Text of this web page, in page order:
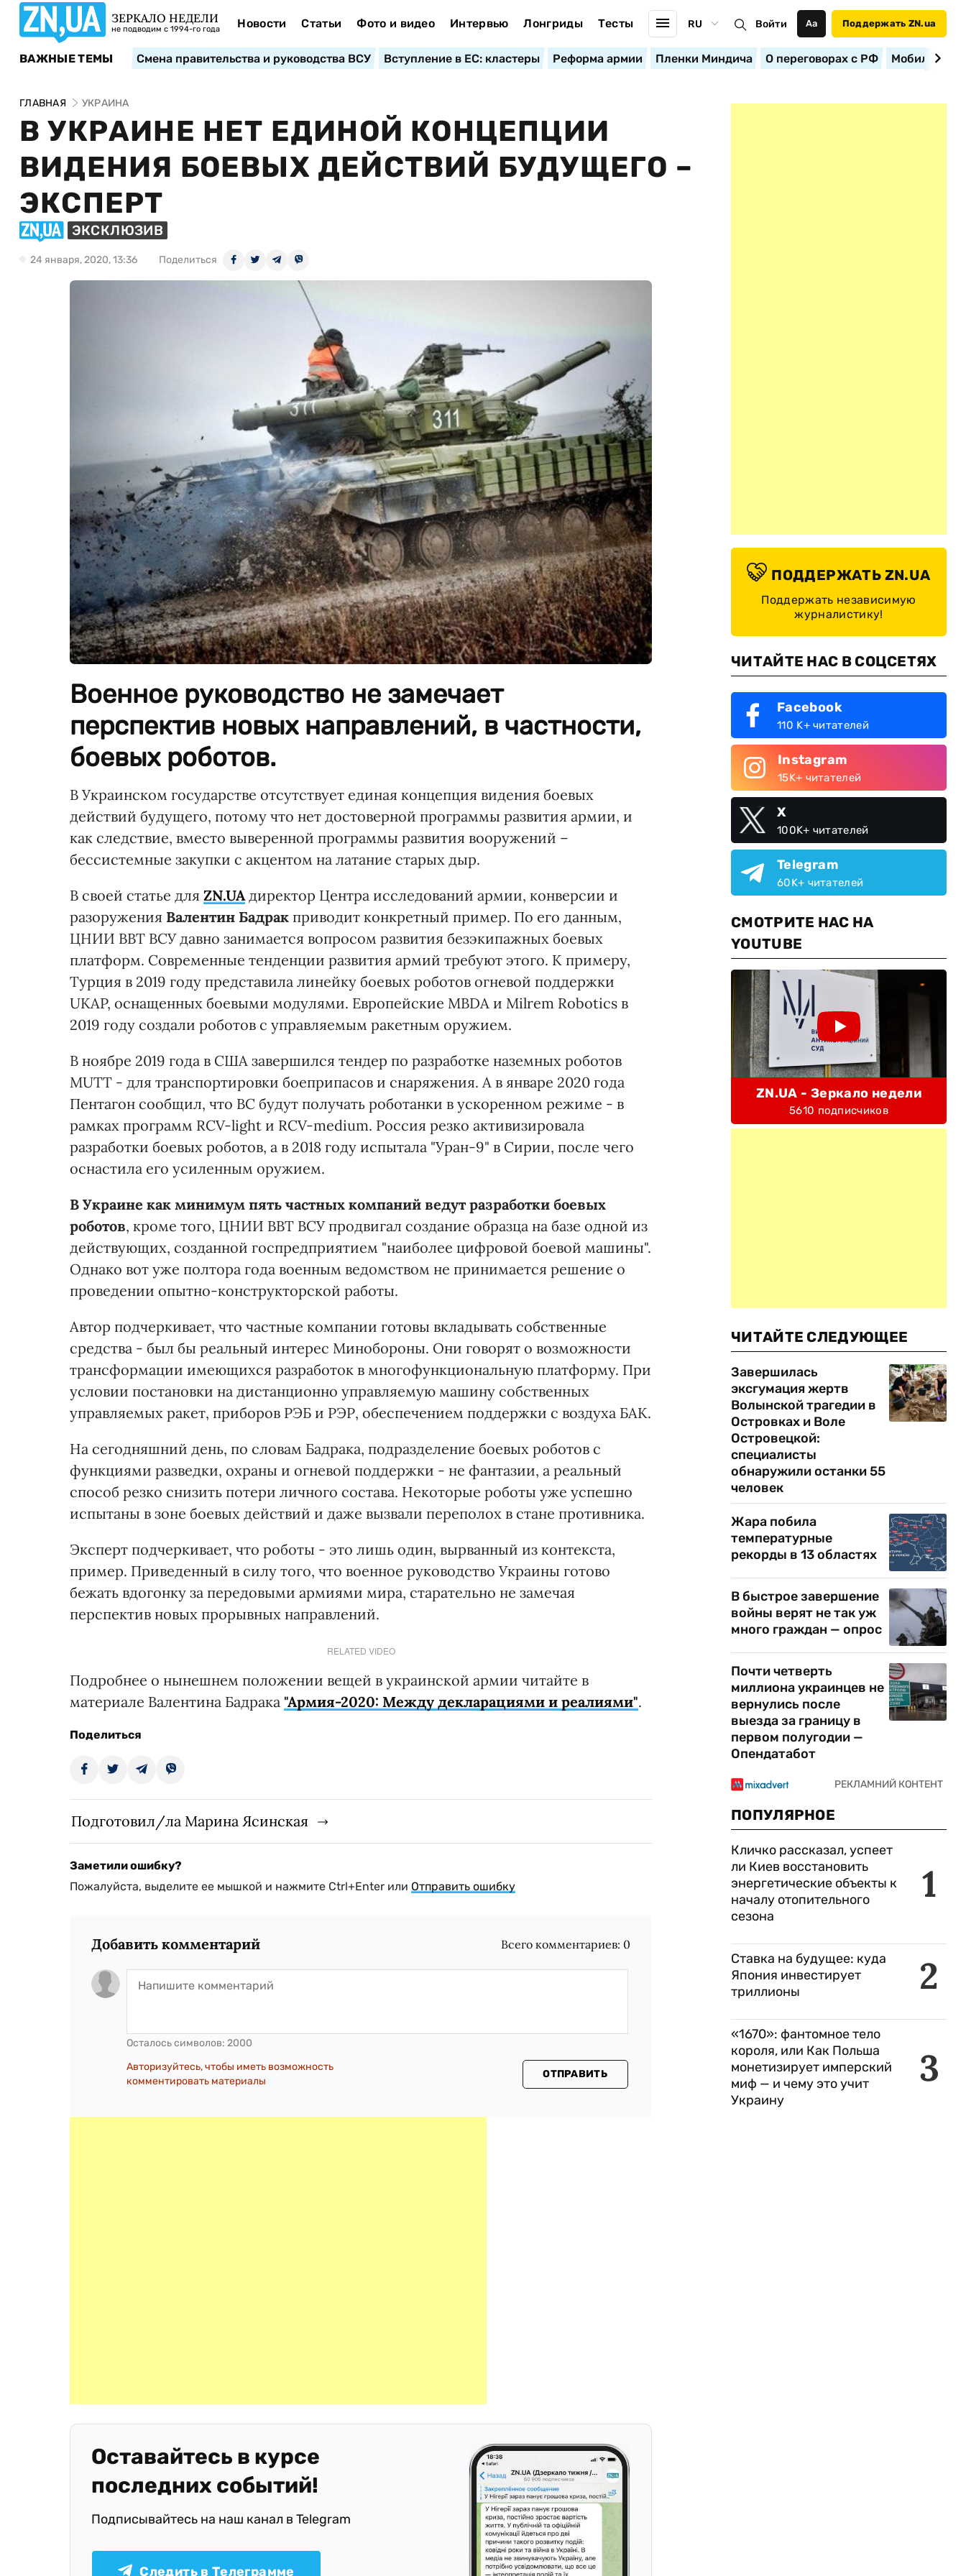
ЗЕРКАЛО НЕДЕЛИ
не подводим с 1994-го года Новости Статьи Фото и видео Интервью Лонгриды Тесты RU Войти Аа Поддержать ZN.ua
ВАЖНЫЕ ТЕМЫ Смена правительства и руководства ВСУ Вступление в ЕС: кластеры Реформа армии Пленки Миндича О переговорах с РФ
ГЛАВНАЯ УКРАИНА
В УКРАИНЕ НЕТ ЕДИНОЙ КОНЦЕПЦИИ
ВИДЕНИЯ БОЕВЫХ ДЕЙСТВИЙ БУДУЩЕГО –
ЭКСПЕРТ
ЭКСКЛЮЗИВ
24 января, 2020, 13:36 Поделиться
Военное руководство не замечает
перспектив новых направлений, в частности,
боевых роботов.
В Украинском государстве отсутствует единая концепция видения боевых
действий будущего, потому что нет достоверной программы развития армии, и
как следствие, вместо выверенной программы развития вооружений –
бессистемные закупки с акцентом на латание старых дыр.
В своей статье для ZN.UAдиректор Центра исследований армии, конверсии и
разоружения Валентин Бадрак приводит конкретный пример. По его данным,
ЦНИИ ВВТ ВСУ давно занимается вопросом развития безэкипажных боевых
платформ. Современные тенденции развития армий требуют этого. К примеру,
Турция в 2019 году представила линейку боевых роботов огневой поддержки
UKAP, оснащенных боевыми модулями. Европейские MBDA и Milrem Robotics в
2019 году создали роботов с управляемым ракетным оружием.
В ноябре 2019 года в США завершился тендер по разработке наземных роботов
MUTT - для транспортировки боеприпасов и снаряжения. А в январе 2020 года
Пентагон сообщил, что ВС будут получать роботанки в ускоренном режиме - в
рамках программ RCV-light и RCV-medium. Россия резко активизировала
разработки боевых роботов, а в 2018 году испытала "Уран-9" в Сирии, после чего
оснастила его усиленным оружием.
В Украине как минимум пять частных компаний ведут разработки боевых
роботов, кроме того, ЦНИИ ВВТ ВСУ продвигал создание образца на базе одной из
действующих, созданной госпредприятием "наиболее цифровой боевой машины".
Однако вот уже полтора года военным ведомством не принимается решение о
проведении опытно-конструкторской работы.
Автор подчеркивает, что частные компании готовы вкладывать собственные
средства - был бы реальный интерес Минобороны. Они говорят о возможности
трансформации имеющихся разработок в многофункциональную платформу. При
условии постановки на дистанционно управляемую машину собственных
управляемых ракет, приборов РЭБ и РЭР, обеспечением поддержки с воздуха БАК.
На сегодняшний день, по словам Бадрака, подразделение боевых роботов с
функциями разведки, охраны и огневой поддержки - не фантазии, а реальный
способ резко снизить потери личного состава. Некоторые роботы уже успешно
испытаны в зоне боевых действий и даже вызвали переполох в стане противника.
Эксперт подчеркивает, что роботы - это лишь один, вырванный из контекста,
пример. Приведенный в силу того, что военное руководство Украины готово
бежать вдогонку за передовыми армиями мира, старательно не замечая
перспектив новых прорывных направлений.
RELATED VIDEO
Подробнее о нынешнем положении вещей в украинской армии читайте в
материале Валентина Бадрака "Армия-2020: Между декларациями и реалиями".
Поделиться
Подготовил/ла Марина Ясинская
Заметили ошибку?
Пожалуйста, выделите ее мышкой и нажмите Ctrl+Enter или Отправить ошибку
Добавить комментарий Всего комментариев: 0
Осталось символов: 2000
Авторизуйтесь, чтобы иметь возможность
комментировать материалы
ОТПРАВИТЬ
Оставайтесь в курсе
последних событий!
Подписывайтесь на наш канал в Telegram
Следить в Телеграмме
ПОДДЕРЖАТЬ ZN.UA
Поддержать независимую
журналистику!
ЧИТАЙТЕ НАС В СОЦСЕТЯХ
Facebook
110 K+ читателей
Instagram
15K+ читателей
X
100K+ читателей
Telegram
60K+ читателей
СМОТРИТЕ НАС НА
YOUTUBE
ZN.UA - Зеркало недели
5610 подписчиков
ЧИТАЙТЕ СЛЕДУЮЩЕЕ
Завершилась
эксгумация жертв
Волынской трагедии в
Островках и Воле
Островецкой:
специалисты
обнаружили останки 55
человек
Жара побила
температурные
рекорды в 13 областях
В быстрое завершение
войны верят не так уж
много граждан — опрос
Почти четверть
миллиона украинцев не
вернулись после
выезда за границу в
первом полугодии —
Опендатабот
ПОПУЛЯРНОЕ
1
Кличко рассказал, успеет
ли Киев восстановить
энергетические объекты к
началу отопительного
сезона
2
Ставка на будущее: куда
Япония инвестирует
триллионы
3
«1670»: фантомное тело
короля, или Как Польша
монетизирует имперский
миф — и чему это учит
Украину